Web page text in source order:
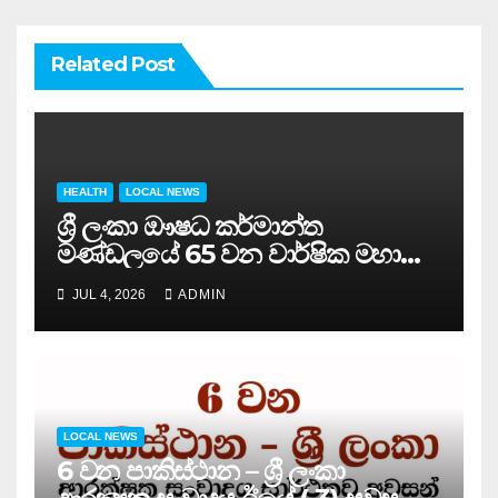
Related Post
HEALTH LOCAL NEWS
ශ්‍රී ලංකා ඖෂධ කර්මාන්ත
මණ්ඩලයේ 65 වන වාර්ෂික මහා
සමුළුව සෞඛ්‍ය නියෝජ්‍ය
අමාත්‍යවරයාගේ ප්‍රධානත්වයෙන්……
JUL 4, 2026 ADMIN
LOCAL NEWS
6 වන පාකිස්ථාන – ශ්‍රී ලංකා